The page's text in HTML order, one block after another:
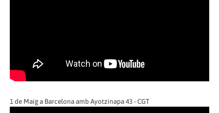
1 de Maig a Barcelona amb Ayotzinapa 43 - CGT